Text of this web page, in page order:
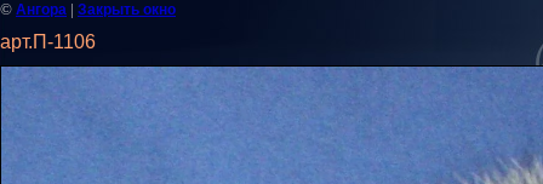
© Ангора | Закрыть окно
арт.П-1106